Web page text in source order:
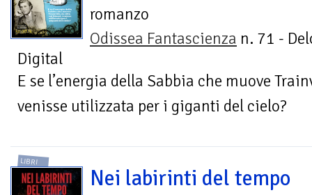
romanzo
Odissea Fantascienza n. 71 -
Digital
E se l’energia della Sabbia che muove
venisse utilizzata per i giganti del cielo?
LIBRI
Nei labirinti del tempo